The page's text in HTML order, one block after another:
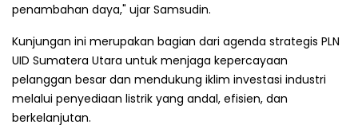
penambahan daya," ujar Samsudin.
Kunjungan ini merupakan bagian dari agenda strategis PLN
UID Sumatera Utara untuk menjaga kepercayaan
pelanggan besar dan mendukung iklim investasi industri
melalui penyediaan listrik yang andal, efisien, dan
berkelanjutan.